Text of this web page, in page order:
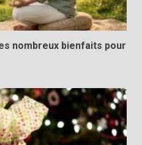
nombreux bienfaits pour